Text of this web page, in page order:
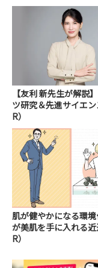
【友利 新先生が解説
ツ研究＆先進サイエ
R）
肌が健やかになる環
が美肌を手に入れる
R）